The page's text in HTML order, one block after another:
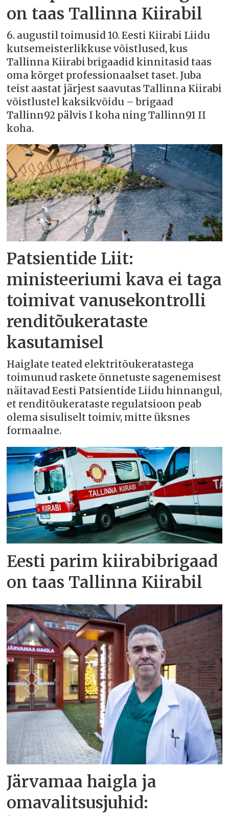
on taas Tallinna Kiirabil
6. augustil toimusid 10. Eesti Kiirabi Liidu
kutsemeisterlikkuse võistlused, kus
Tallinna Kiirabi brigaadid kinnitasid taas
oma kõrget professionaalset taset. Juba
teist aastat järjest saavutas Tallinna Kiirabi
võistlustel kaksikvõidu – brigaad
Tallinn92 pälvis I koha ning Tallinn91 II
koha.
Patsientide Liit:
ministeeriumi kava ei taga
toimivat vanusekontrolli
renditõukerataste
kasutamisel
Haiglate teated elektritõukeratastega
toimunud raskete õnnetuste sagenemisest
näitavad Eesti Patsientide Liidu hinnangul,
et renditõukerataste regulatsioon peab
olema sisuliselt toimiv, mitte üksnes
formaalne.
Eesti parim kiirabibrigaad
on taas Tallinna Kiirabil
Järvamaa haigla ja
omavalitsusjuhid: